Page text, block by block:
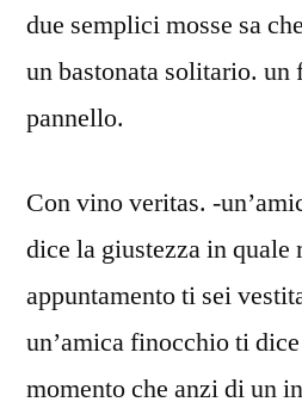
due semplici mosse sa
un bastonata solitario. un
pannello.
Con vino veritas. -
dice la giustezza in quale
appuntamento ti sei
un’amica finocchio ti
momento che anzi di un